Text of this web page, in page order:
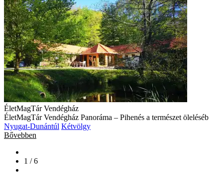
ÉletMagTár Vendégház
ÉletMagTár Vendégház Panoráma – Pihenés a természet öleléséb
Nyugat-Dunántúl Kétvölgy
Bővebben
1 / 6